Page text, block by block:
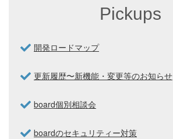
Pickups
開発ロードマップ
更新履歴〜新機能・変更等のお知らせ
board個別相談会
boardのセキュリティー対策